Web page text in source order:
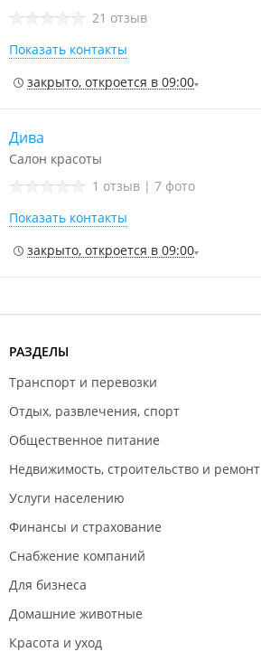
21 отзыв
Показать контакты
закрыто, откроется в 09:00
Дива
Салон красоты
1 отзыв | 7 фото
Показать контакты
закрыто, откроется в 09:00
РАЗДЕЛЫ
Транспорт и перевозки
Отдых, развлечения, спорт
Общественное питание
Недвижимость, строительство и ремонт
Услуги населению
Финансы и страхование
Снабжение компаний
Для бизнеса
Домашние животные
Красота и уход